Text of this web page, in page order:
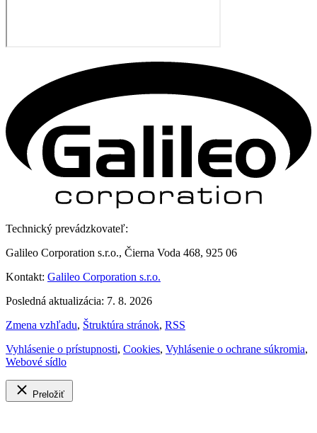
Technický prevádzkovateľ:
Galileo Corporation s.r.o., Čierna Voda 468, 925 06
Kontakt: Galileo Corporation s.r.o.
Posledná aktualizácia: 7. 8. 2026
Zmena vzhľadu, Štruktúra stránok, RSS
Vyhlásenie o prístupnosti, Cookies, Vyhlásenie o ochrane súkromia,
Webové sídlo
Preložiť